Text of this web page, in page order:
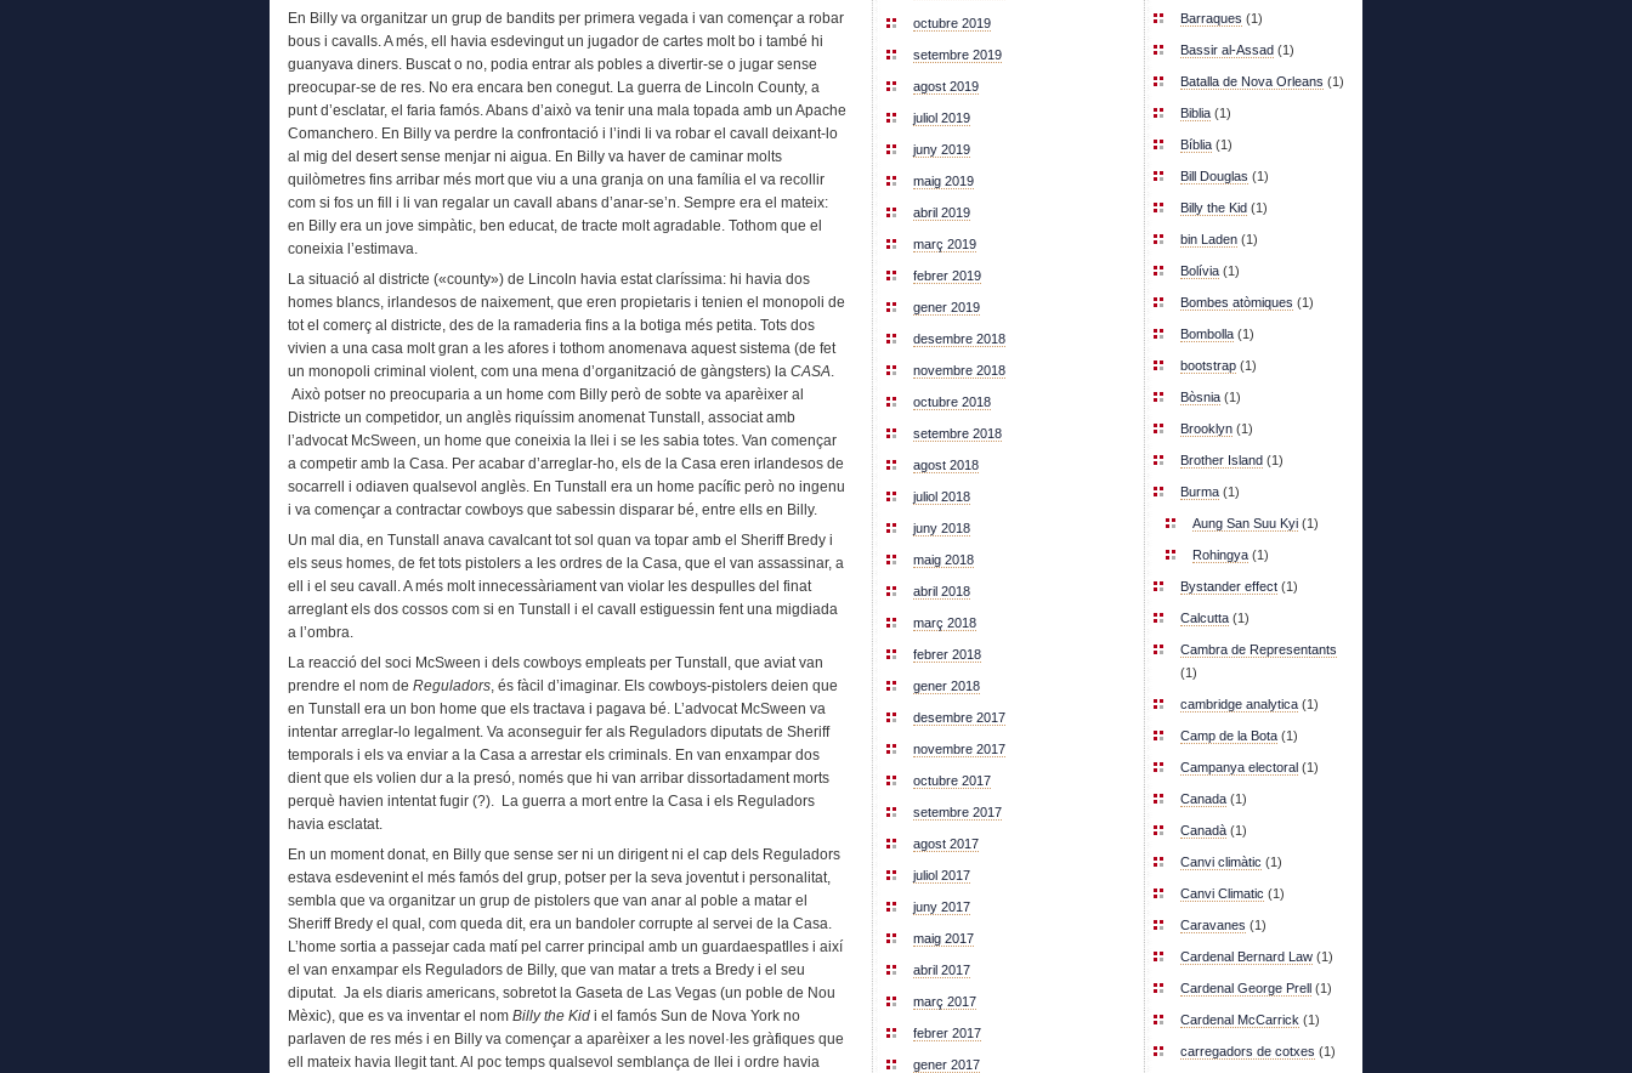
En Billy va organitzar un grup de bandits per primera vegada i van començar a robar
bous i cavalls. A més, ell havia esdevingut un jugador de cartes molt bo i també hi
guanyava diners. Buscat o no, podia entrar als pobles a divertir-se o jugar sense
preocupar-se de res. No era encara ben conegut. La guerra de Lincoln County, a
punt d’esclatar, el faria famós. Abans d’això va tenir una mala topada amb un Apache
Comanchero. En Billy va perdre la confrontació i l’indi li va robar el cavall deixant-lo
al mig del desert sense menjar ni aigua. En Billy va haver de caminar molts
quilòmetres fins arribar més mort que viu a una granja on una família el va recollir
com si fos un fill i li van regalar un cavall abans d’anar-se’n. Sempre era el mateix:
en Billy era un jove simpàtic, ben educat, de tracte molt agradable. Tothom que el
coneixia l’estimava.
La situació al districte («county») de Lincoln havia estat claríssima: hi havia dos
homes blancs, irlandesos de naixement, que eren propietaris i tenien el monopoli de
tot el comerç al districte, des de la ramaderia fins a la botiga més petita. Tots dos
vivien a una casa molt gran a les afores i tothom anomenava aquest sistema (de fet
un monopoli criminal violent, com una mena d’organització de gàngsters) la CASA
Això potser no preocuparia a un home com Billy però de sobte va aparèixer al
Districte un competidor, un anglès riquíssim anomenat Tunstall, associat amb
l’advocat McSween, un home que coneixia la llei i se les sabia totes. Van començar
a competir amb la Casa. Per acabar d’arreglar-ho, els de la Casa eren irlandesos de
socarrell i odiaven qualsevol anglès. En Tunstall era un home pacífic però no ingenu
i va començar a contractar cowboys que sabessin disparar bé, entre ells en Billy.
Un mal dia, en Tunstall anava cavalcant tot sol quan va topar amb el Sheriff Bredy i
els seus homes, de fet tots pistolers a les ordres de la Casa, que el van assassinar, a
ell i el seu cavall. A més molt innecessàriament van violar les despulles del finat
arreglant els dos cossos com si en Tunstall i el cavall estiguessin fent una migdiada
a l’ombra.
La reacció del soci McSween i dels cowboys empleats per Tunstall, que aviat van
prendre el nom de Reguladors, és fàcil d’imaginar. Els cowboys-pistolers deien que
en Tunstall era un bon home que els tractava i pagava bé. L’advocat McSween va
intentar arreglar-lo legalment. Va aconseguir fer als Reguladors diputats de Sheriff
temporals i els va enviar a la Casa a arrestar els criminals. En van enxampar dos
dient que els volien dur a la presó, només que hi van arribar dissortadament morts
perquè havien intentat fugir (?). La guerra a mort entre la Casa i els Reguladors
havia esclatat.
En un moment donat, en Billy que sense ser ni un dirigent ni el cap dels Reguladors
estava esdevenint el més famós del grup, potser per la seva joventut i personalitat,
sembla que va organitzar un grup de pistolers que van anar al poble a matar el
Sheriff Bredy el qual, com queda dit, era un bandoler corrupte al servei de la Casa.
L’home sortia a passejar cada matí pel carrer principal amb un guardaespatlles i així
el van enxampar els Reguladors de Billy, que van matar a trets a Bredy i el seu
diputat. Ja els diaris americans, sobretot la Gaseta de Las Vegas (un poble de Nou
Mèxic), que es va inventar el nom Billy the Kid i el famós Sun de Nova York no
parlaven de res més i en Billy va començar a aparèixer a les novel·les gràfiques que
ell mateix havia llegit tant. Al poc temps qualsevol semblança de llei i ordre havia
octubre 2019
setembre 2019
agost 2019
juliol 2019
juny 2019
maig 2019
abril 2019
març 2019
febrer 2019
gener 2019
desembre 2018
novembre 2018
octubre 2018
setembre 2018
agost 2018
juliol 2018
juny 2018
maig 2018
abril 2018
març 2018
febrer 2018
gener 2018
desembre 2017
novembre 2017
octubre 2017
setembre 2017
agost 2017
juliol 2017
juny 2017
maig 2017
abril 2017
març 2017
febrer 2017
gener 2017
Barraques (1)
Bassir al-Assad (1)
Batalla de Nova Orleans (1)
Biblia (1)
Bíblia (1)
Bill Douglas (1)
Billy the Kid (1)
bin Laden (1)
Bolívia (1)
Bombes atòmiques (1)
Bombolla (1)
bootstrap (1)
Bòsnia (1)
Brooklyn (1)
Brother Island (1)
Burma (1)
Aung San Suu Kyi (1)
Rohingya (1)
Bystander effect (1)
Calcutta (1)
Cambra de Representants
(1)
cambridge analytica (1)
Camp de la Bota (1)
Campanya electoral (1)
Canada (1)
Canadà (1)
Canvi climàtic (1)
Canvi Climatic (1)
Caravanes (1)
Cardenal Bernard Law (1)
Cardenal George Prell (1)
Cardenal McCarrick (1)
carregadors de cotxes (1)